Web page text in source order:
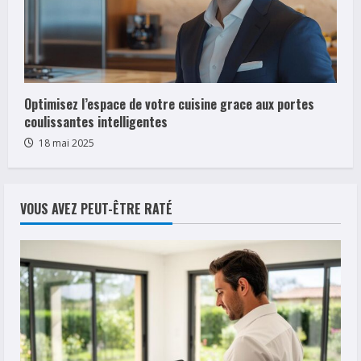
Optimisez l’espace de votre cuisine grace aux portes
coulissantes intelligentes
18 mai 2025
VOUS AVEZ PEUT-ÊTRE RATÉ